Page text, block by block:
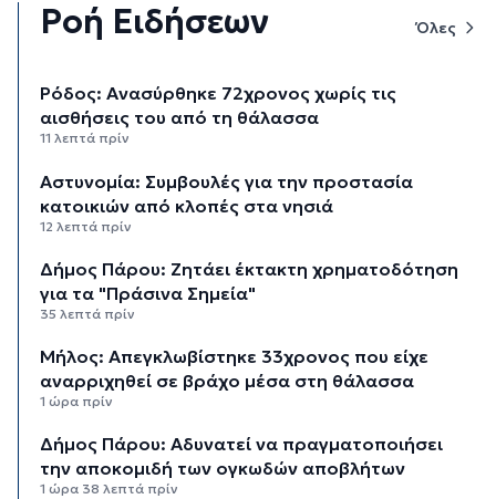
Ροή Ειδήσεων Όλες
Ρόδος: Ανασύρθηκε 72χρονος χωρίς τις
αισθήσεις του από τη θάλασσα
11 λεπτά πρίν
Αστυνομία: Συμβουλές για την προστασία
κατοικιών από κλοπές στα νησιά
12 λεπτά πρίν
Δήμος Πάρου: Ζητάει έκτακτη χρηματοδότηση
για τα "Πράσινα Σημεία"
35 λεπτά πρίν
Μήλος: Απεγκλωβίστηκε 33χρονος που είχε
αναρριχηθεί σε βράχο μέσα στη θάλασσα
1 ώρα πρίν
Δήμος Πάρου: Αδυνατεί να πραγματοποιήσει
την αποκομιδή των ογκωδών αποβλήτων
1 ώρα 38 λεπτά πρίν